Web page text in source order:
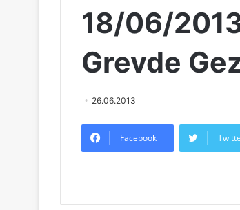
18/06/
Grevde
26.06.2013
Facebook